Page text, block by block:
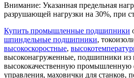
Внимание: Указанная предельная
разрушающей нагрузки на 30%, при
Купить промышленные подшипники
шпиндельные подшипники,
высокоскоростные,
высоконагруженные, подшипники из
высококачественную промышленную
управления, маховички для станков,